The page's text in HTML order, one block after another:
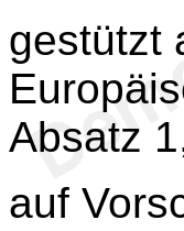
gestützt
Absatz
auf